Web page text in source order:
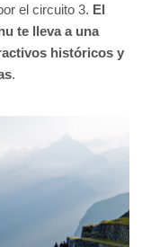
el circuito 3. El
te lleva a una
históricos y
.